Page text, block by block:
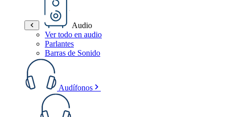
Audio
Ver todo en audio
Parlantes
Barras de Sonido
Audífonos